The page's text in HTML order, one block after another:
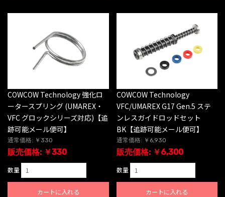
COWCOW Technology 強化ロ
ータースプリング (UMAREX・
VFC グロックシリーズ対応)【追
跡可能メール便可】
通常価格: ￥330
販売価格: ￥330
数量
カートに入れる
COWCOW Technology
VFC/UMAREX G17 Gen.5 ステ
ンレスガイドロッドセット
BK【追跡可能メール便可】
通常価格: ￥6,930
販売価格: ￥6,300
数量
カートに入れる